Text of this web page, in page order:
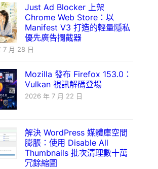
Just Ad Blocker 上架
Chrome Web Store：以
Manifest V3 打造的輕量隱私
優先廣告攔截器
7 月 28 日
Mozilla 發布 Firefox 153.0：
Vulkan 視訊解碼登場
2026 年 7 月 22 日
解決 WordPress 媒體庫空間
膨脹：使用 Disable All
Thumbnails 批次清理數十萬
冗餘縮圖